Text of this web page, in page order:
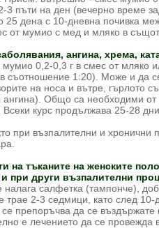
3 пъти на ден (вечерно време
дена с 10-дневна почивка
от мумио с мед и мляко в
ангина, хрема,
0,2-0,3 г в смес от мляко
съотношение 1:20). Може и да
на носа и вътре, гърлото
Общо са необходими от
курс продължава 25-28
при възпалителни и хронични
на тъканите на женските
при други възпалителни
налага салфетка (тампонче),
2-3 седмици, като след 10-
препоръчва да се въздържате
е лечението да се провежда